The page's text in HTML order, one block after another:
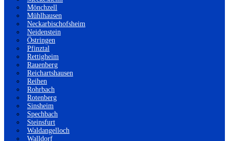
Mönchzell
Mühlhausen
Neckarbischofsheim
Neidenstein
Östringen
Pfinztal
Rettigheim
Rauenberg
Reichartshausen
Reihen
Rohrbach
Rotenberg
Sinsheim
Spechbach
Steinsfurt
Waldangelloch
Walldorf